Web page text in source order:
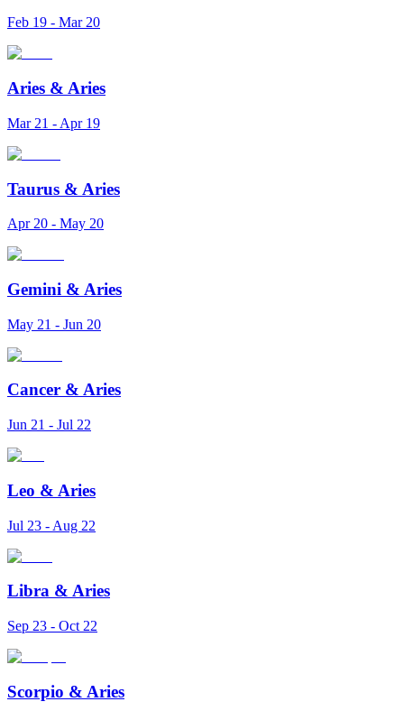
Feb 19 - Mar 20
Aries & Aries
Mar 21 - Apr 19
Taurus & Aries
Apr 20 - May 20
Gemini & Aries
May 21 - Jun 20
Cancer & Aries
Jun 21 - Jul 22
Leo & Aries
Jul 23 - Aug 22
Libra & Aries
Sep 23 - Oct 22
Scorpio & Aries